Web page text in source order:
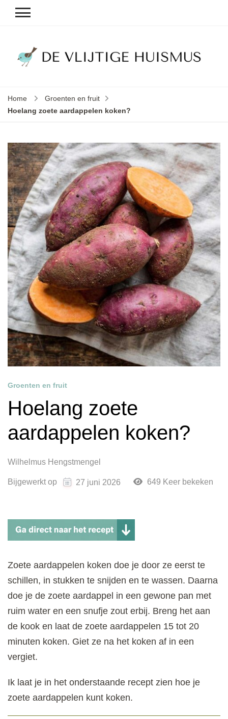
Home
Groenten en fruit
Hoelang zoete aardappelen koken?
Groenten en fruit
Hoelang zoete
aardappelen koken?
Wilhelmus Hengstmengel
Bijgewerkt op 27 juni 2026 649 Keer bekeken
Zoete aardappelen koken doe je door ze eerst te
schillen, in stukken te snijden en te wassen. Daarna
doe je de zoete aardappel in een gewone pan met
ruim water en een snufje zout erbij. Breng het aan
de kook en laat de zoete aardappelen 15 tot 20
minuten koken. Giet ze na het koken af in een
vergiet.
Ik laat je in het onderstaande recept zien hoe je
zoete aardappelen kunt koken.